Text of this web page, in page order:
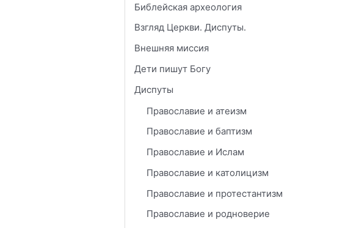
Библейская археология
Взгляд Церкви. Диспуты.
Внешняя миссия
Дети пишут Богу
Диспуты
Православие и атеизм
Православие и баптизм
Православие и Ислам
Православие и католицизм
Православие и протестантизм
Православие и родноверие